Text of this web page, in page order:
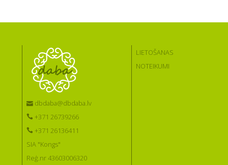
dbdaba@dbdaba.lv
+371 26739266
+371 26136411
SIA "Kongs"
Reģ.nr 43603006320
LIETOŠANAS
NOTEIKUMI